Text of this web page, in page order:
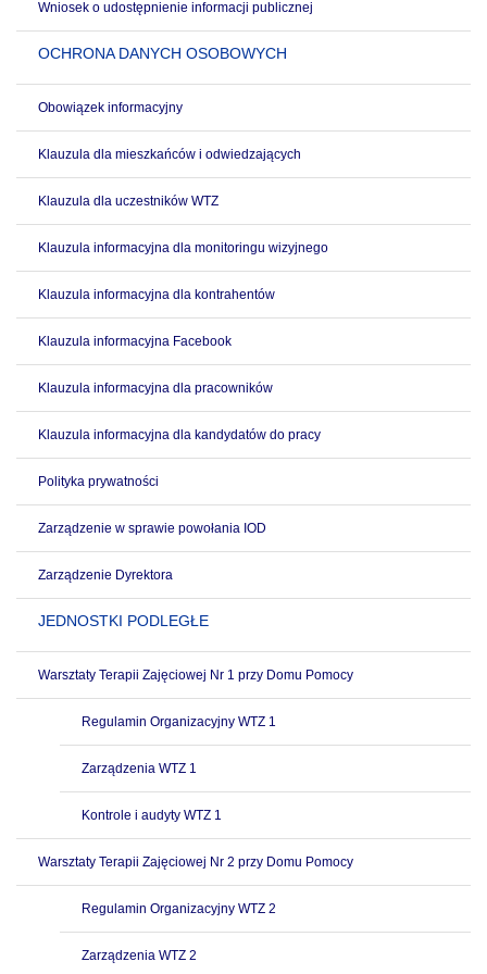
Wniosek o udostępnienie informacji publicznej
OCHRONA DANYCH OSOBOWYCH
Obowiązek informacyjny
Klauzula dla mieszkańców i odwiedzających
Klauzula dla uczestników WTZ
Klauzula informacyjna dla monitoringu wizyjnego
Klauzula informacyjna dla kontrahentów
Klauzula informacyjna Facebook
Klauzula informacyjna dla pracowników
Klauzula informacyjna dla kandydatów do pracy
Polityka prywatności
Zarządzenie w sprawie powołania IOD
Zarządzenie Dyrektora
JEDNOSTKI PODLEGŁE
Warsztaty Terapii Zajęciowej Nr 1 przy Domu Pomocy
Regulamin Organizacyjny WTZ 1
Zarządzenia WTZ 1
Kontrole i audyty WTZ 1
Warsztaty Terapii Zajęciowej Nr 2 przy Domu Pomocy
Regulamin Organizacyjny WTZ 2
Zarządzenia WTZ 2